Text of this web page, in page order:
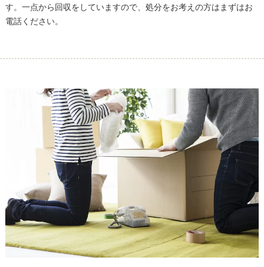
す。一点から回収をしていますので、処分をお考えの方はまずはお
電話ください。